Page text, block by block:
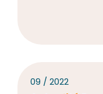
09 / 2022